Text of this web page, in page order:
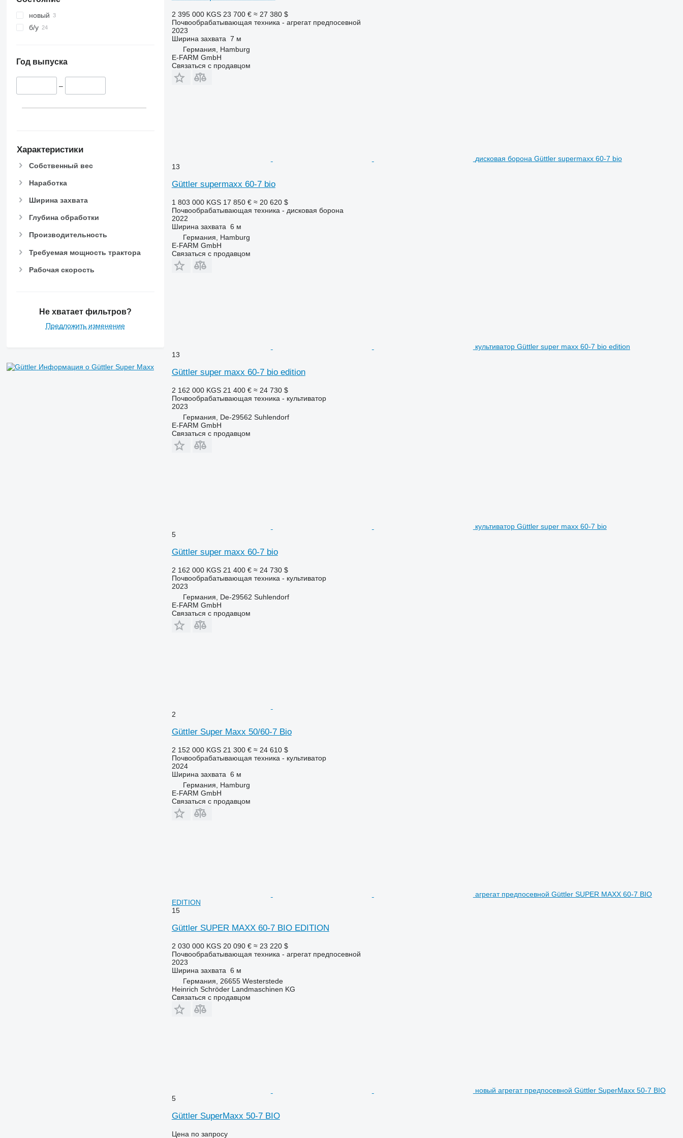
новый
б/у
Год выпуска
–
Характеристики
Собственный вес
Наработка
Ширина захвата
Глубина обработки
Производительность
Требуемая мощность трактора
Рабочая скорость
Не хватает фильтров?
Предложить изменение
Информация о Güttler Super Maxx
2 395 000 KGS 23 700 € ≈ 27 380 $
Почвообрабатывающая техника - агрегат предпосевной
2023
Ширина захвата 7 м
Германия, Hamburg
E-FARM GmbH
Связаться с продавцом
дисковая борона Güttler supermaxx 60-7 bio
13
Güttler supermaxx 60-7 bio
1 803 000 KGS 17 850 € ≈ 20 620 $
Почвообрабатывающая техника - дисковая борона
2022
Ширина захвата 6 м
Германия, Hamburg
E-FARM GmbH
Связаться с продавцом
культиватор Güttler super maxx 60-7 bio edition
13
Güttler super maxx 60-7 bio edition
2 162 000 KGS 21 400 € ≈ 24 730 $
Почвообрабатывающая техника - культиватор
2023
Германия, De-29562 Suhlendorf
E-FARM GmbH
Связаться с продавцом
культиватор Güttler super maxx 60-7 bio
5
Güttler super maxx 60-7 bio
2 162 000 KGS 21 400 € ≈ 24 730 $
Почвообрабатывающая техника - культиватор
2023
Германия, De-29562 Suhlendorf
E-FARM GmbH
Связаться с продавцом
2
Güttler Super Maxx 50/60-7 Bio
2 152 000 KGS 21 300 € ≈ 24 610 $
Почвообрабатывающая техника - культиватор
2024
Ширина захвата 6 м
Германия, Hamburg
E-FARM GmbH
Связаться с продавцом
агрегат предпосевной Güttler SUPER MAXX 60-7 BIO
EDITION
15
Güttler SUPER MAXX 60-7 BIO EDITION
2 030 000 KGS 20 090 € ≈ 23 220 $
Почвообрабатывающая техника - агрегат предпосевной
2023
Ширина захвата 6 м
Германия, 26655 Westerstede
Heinrich Schröder Landmaschinen KG
Связаться с продавцом
новый агрегат предпосевной Güttler SuperMaxx 50-7 BIO
5
Güttler SuperMaxx 50-7 BIO
Цена по запросу